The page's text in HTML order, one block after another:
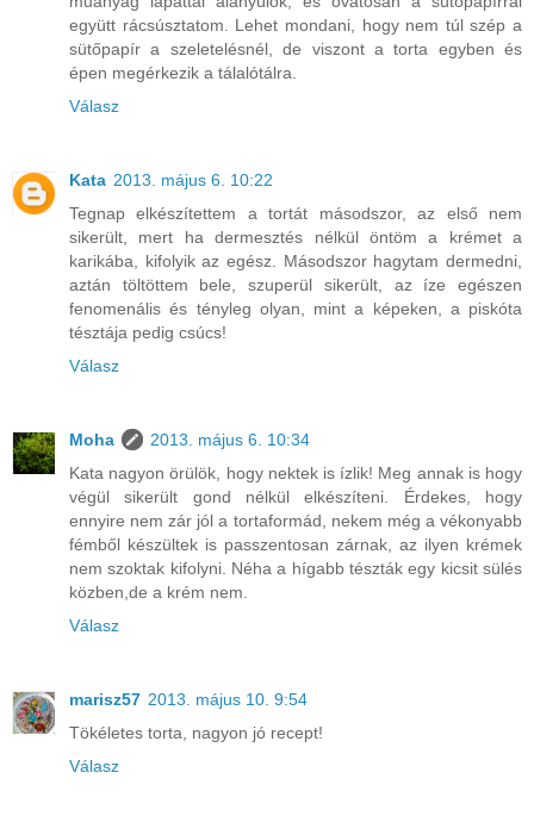
együtt rácsúsztatom. Lehet mondani, hogy nem túl szép a
sütőpapír a szeletelésnél, de viszont a torta egyben és
épen megérkezik a tálalótálra.
Válasz
Kata 2013. május 6. 10:22
Tegnap elkészítettem a tortát másodszor, az első nem
sikerült, mert ha dermesztés nélkül öntöm a krémet a
karikába, kifolyik az egész. Másodszor hagytam dermedni,
aztán töltöttem bele, szuperül sikerült, az íze egészen
fenomenális és tényleg olyan, mint a képeken, a piskóta
tésztája pedig csúcs!
Válasz
Moha
2013. május 6. 10:34
Kata nagyon örülök, hogy nektek is ízlik! Meg annak is hogy
végül sikerült gond nélkül elkészíteni. Érdekes, hogy
ennyire nem zár jól a tortaformád, nekem még a vékonyabb
fémből készültek is passzentosan zárnak, az ilyen krémek
nem szoktak kifolyni. Néha a hígabb tészták egy kicsit sülés
közben,de a krém nem.
Válasz
marisz57 2013. május 10. 9:54
Tökéletes torta, nagyon jó recept!
Válasz